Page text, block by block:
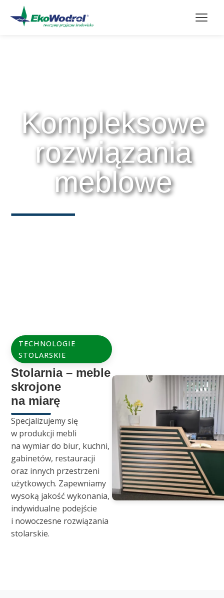
Kompleksowe
rozwiązania
meblowe
TECHNOLOGIE
STOLARSKIE
Stolarnia – meble
skrojone
na miarę
Specjalizujemy się
w produkcji mebli
na wymiar do biur, kuchni,
gabinetów, restauracji
oraz innych przestrzeni
użytkowych. Zapewniamy
wysoką jakość wykonania,
indywidualne podejście
i nowoczesne rozwiązania
stolarskie.